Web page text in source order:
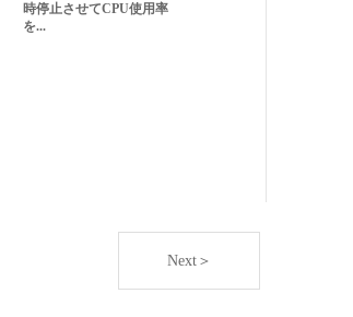
時停止させてCPU使用率
を...
Next＞